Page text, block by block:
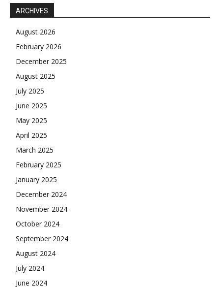
ARCHIVES
August 2026
February 2026
December 2025
August 2025
July 2025
June 2025
May 2025
April 2025
March 2025
February 2025
January 2025
December 2024
November 2024
October 2024
September 2024
August 2024
July 2024
June 2024